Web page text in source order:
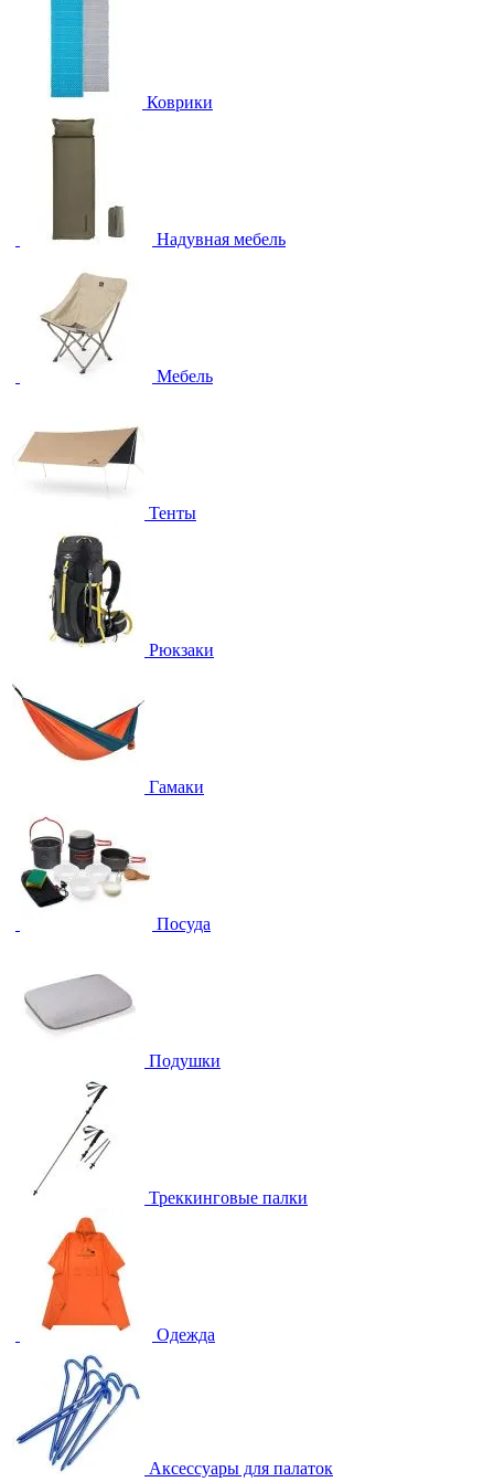
Коврики
Надувная мебель
Мебель
Тенты
Рюкзаки
Гамаки
Посуда
Подушки
Треккинговые палки
Одежда
Аксессуары для палаток